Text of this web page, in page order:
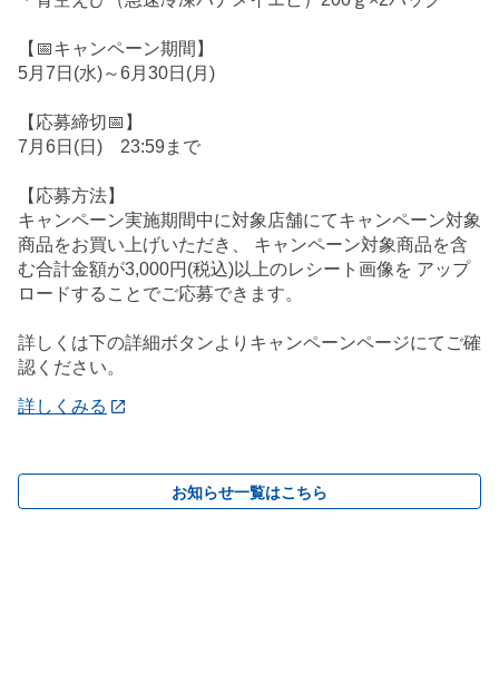
【📅キャンペーン期間】
5月7日(水)～6月30日(月)
【応募締切📅】
7月6日(日) 23:59まで
【応募方法】
キャンペーン実施期間中に対象店舗にてキャンペーン対象
商品をお買い上げいただき、 キャンペーン対象商品を含
む合計金額が3,000円(税込)以上のレシート画像を アップ
ロードすることでご応募できます。
詳しくは下の詳細ボタンよりキャンペーンページにてご確
認ください。
詳しくみる
お知らせ一覧はこちら